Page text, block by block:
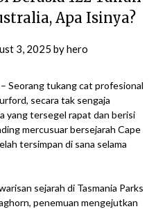
Apa Isinya?
3, 2025 byhero
Seorang tukang cat profesional
secara tak sengaja
yang tersegel rapat dan berisi
mercusuar bersejarah Cape
tersimpan di sana selama
sejarah di Tasmania Parks
penemuan mengejutkan